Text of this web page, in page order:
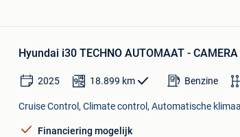
Hyundai i30 TECHNO AUTOMAAT -
2025 18.899 km Benzine
Cruise Control, Climate control, Automatische
Financiering mogelijk